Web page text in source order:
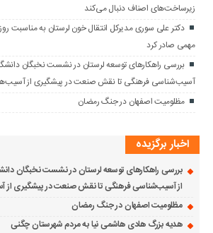
زیرساخت‌های اصناف دنبال می‌کند
دکتر علی سوری مدیرکل انتقال خون لرستان به مناسبت
مهمی صادر کرد
بررسی راهکارهای توسعه لرستان در نشست نخبگان
آسیب‌شناسی فرهنگی تا نقش صنعت در پیشگیری از
مظلومیت اصفهان در جنگ رمضان
اخبار برگزیده
بررسی راهکارهای توسعه لرستان در نشست نخبگان
از آسیب‌شناسی فرهنگی تا نقش صنعت در پیشگیری از
مظلومیت اصفهان در جنگ رمضان
هدیه بزرگ هادی هاشمی نیا به مردم شهرستان چگنی